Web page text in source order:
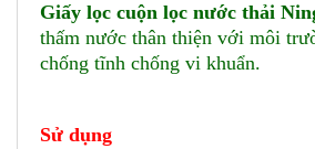
Giấy lọc cuộn lọc nước thải
thấm nước thân thiện với môi
chống tĩnh chống vi khuẩn.
Sử dụng